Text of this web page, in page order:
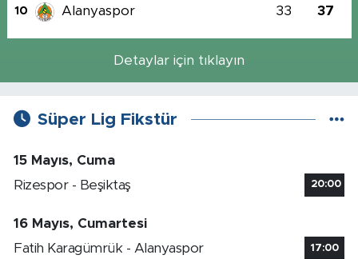
10 Alanyaspor 33 37
Detaylar için tıklayın
Süper Lig Fikstür
15 Mayıs, Cuma
Rizespor - Beşiktaş
20:00
16 Mayıs, Cumartesi
Fatih Karagümrük - Alanyaspor
17:00